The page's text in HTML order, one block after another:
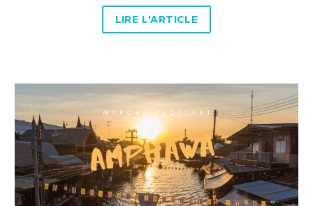
LIRE L'ARTICLE
Idée
weekend
:
le
marché
flottant
d’Amphawa